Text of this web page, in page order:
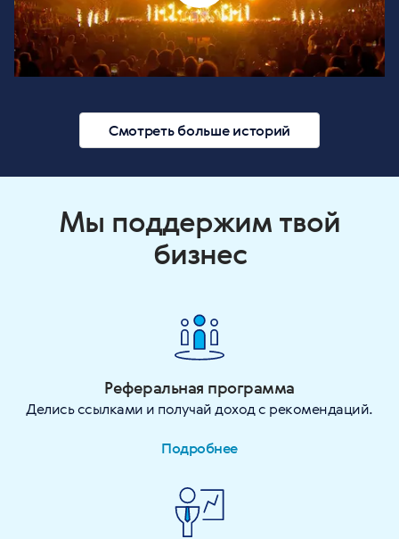
Смотреть больше историй
Мы поддержим твой
бизнес
Реферальная программа
Делись ссылками и получай доход с рекомендаций.
Подробнее